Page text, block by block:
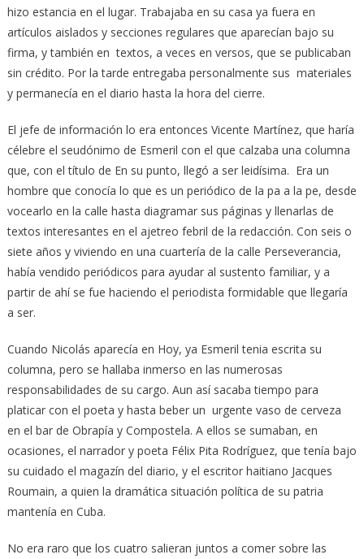
hizo estancia en el lugar. Trabajaba en su casa ya fuera en
artículos aislados y secciones regulares que aparecían bajo su
firma, y también en textos, a veces en versos, que se publicaban
sin crédito. Por la tarde entregaba personalmente sus materiales
y permanecía en el diario hasta la hora del cierre.
El jefe de información lo era entonces Vicente Martínez, que haría
célebre el seudónimo de Esmeril con el que calzaba una columna
que, con el título de En su punto, llegó a ser leidísima. Era un
hombre que conocía lo que es un periódico de la pa a la pe, desde
vocearlo en la calle hasta diagramar sus páginas y llenarlas de
textos interesantes en el ajetreo febril de la redacción. Con seis o
siete años y viviendo en una cuartería de la calle Perseverancia,
había vendido periódicos para ayudar al sustento familiar, y a
partir de ahí se fue haciendo el periodista formidable que llegaría
a ser.
Cuando Nicolás aparecía en Hoy, ya Esmeril tenia escrita su
columna, pero se hallaba inmerso en las numerosas
responsabilidades de su cargo. Aun así sacaba tiempo para
platicar con el poeta y hasta beber un urgente vaso de cerveza
en el bar de Obrapía y Compostela. A ellos se sumaban, en
ocasiones, el narrador y poeta Félix Pita Rodríguez, que tenía bajo
su cuidado el magazín del diario, y el escritor haitiano Jacques
Roumain, a quien la dramática situación política de su patria
mantenía en Cuba.
No era raro que los cuatro salieran juntos a comer sobre las